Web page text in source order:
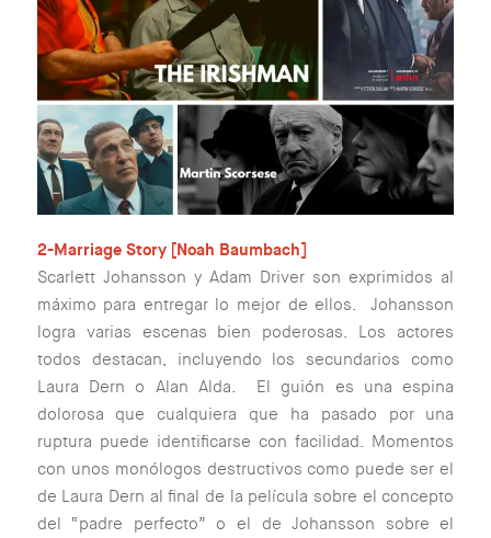
2-Marriage Story [Noah Baumbach]
Scarlett Johansson y Adam Driver son exprimidos al
máximo para entregar lo mejor de ellos. Johansson
logra varias escenas bien poderosas. Los actores
todos destacan, incluyendo los secundarios como
Laura Dern o Alan Alda. El guión es una espina
dolorosa que cualquiera que ha pasado por una
ruptura puede identificarse con facilidad. Momentos
con unos monólogos destructivos como puede ser el
de Laura Dern al final de la película sobre el concepto
del “padre perfecto” o el de Johansson sobre el